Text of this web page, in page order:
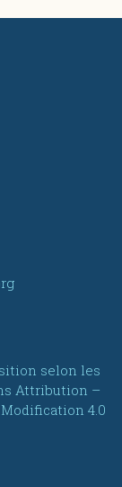
selon les
Attribution –
4.0